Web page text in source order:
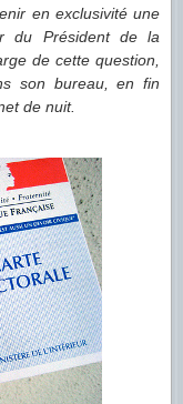
en exclusivité une
du Président de la
de cette question,
son bureau, en fin
de nuit.